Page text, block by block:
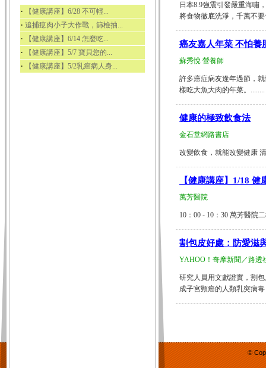
‧ 【健康講座】6/28 不可輕...
‧ 追捕瘜肉小子大作戰，篩檢抽...
‧ 【健康講座】6/14 怎麼吃...
‧ 【健康講座】5/7 寶貝您的...
‧ 【健康講座】5/2乳癌病人身...
日本8.9強震引發嚴重海嘯
將食物徹底洗淨，千萬不
癌友嘉人年菜 不怕養
蘇秀悅 營養師
許多癌症病友逢年過節，
樣吃大魚大肉的年菜。........
健康的極致飲食法
金石堂網路書店
改變飲食，就能改變健康
【健康講座】1/18 健
萬芳醫院
10：00 - 10：30 萬芳醫院
割包皮好處：防愛滋
YAHOO！奇摩新聞／路透
研究人員用文獻證實，割
成子宮頸癌的人類乳突病
©